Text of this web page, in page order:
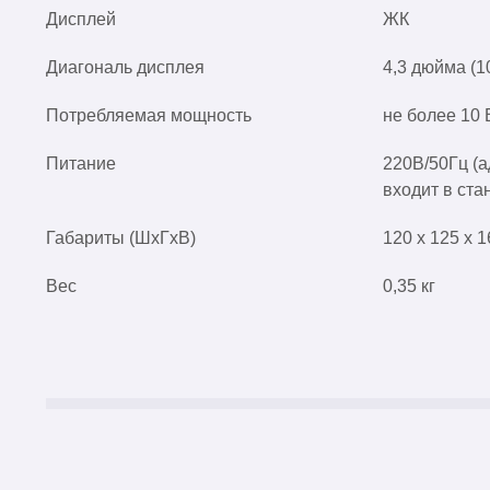
Дисплей ЖК
Диагональ дисплея 4,3 дюйма
Потребляемая мощность не более 10
Питание
220В/50Гц
входит в
Габариты (ШхГхВ) 120 x 125 x
Вес 0,35 кг